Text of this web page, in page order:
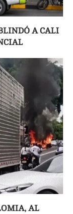
A CALI
AL